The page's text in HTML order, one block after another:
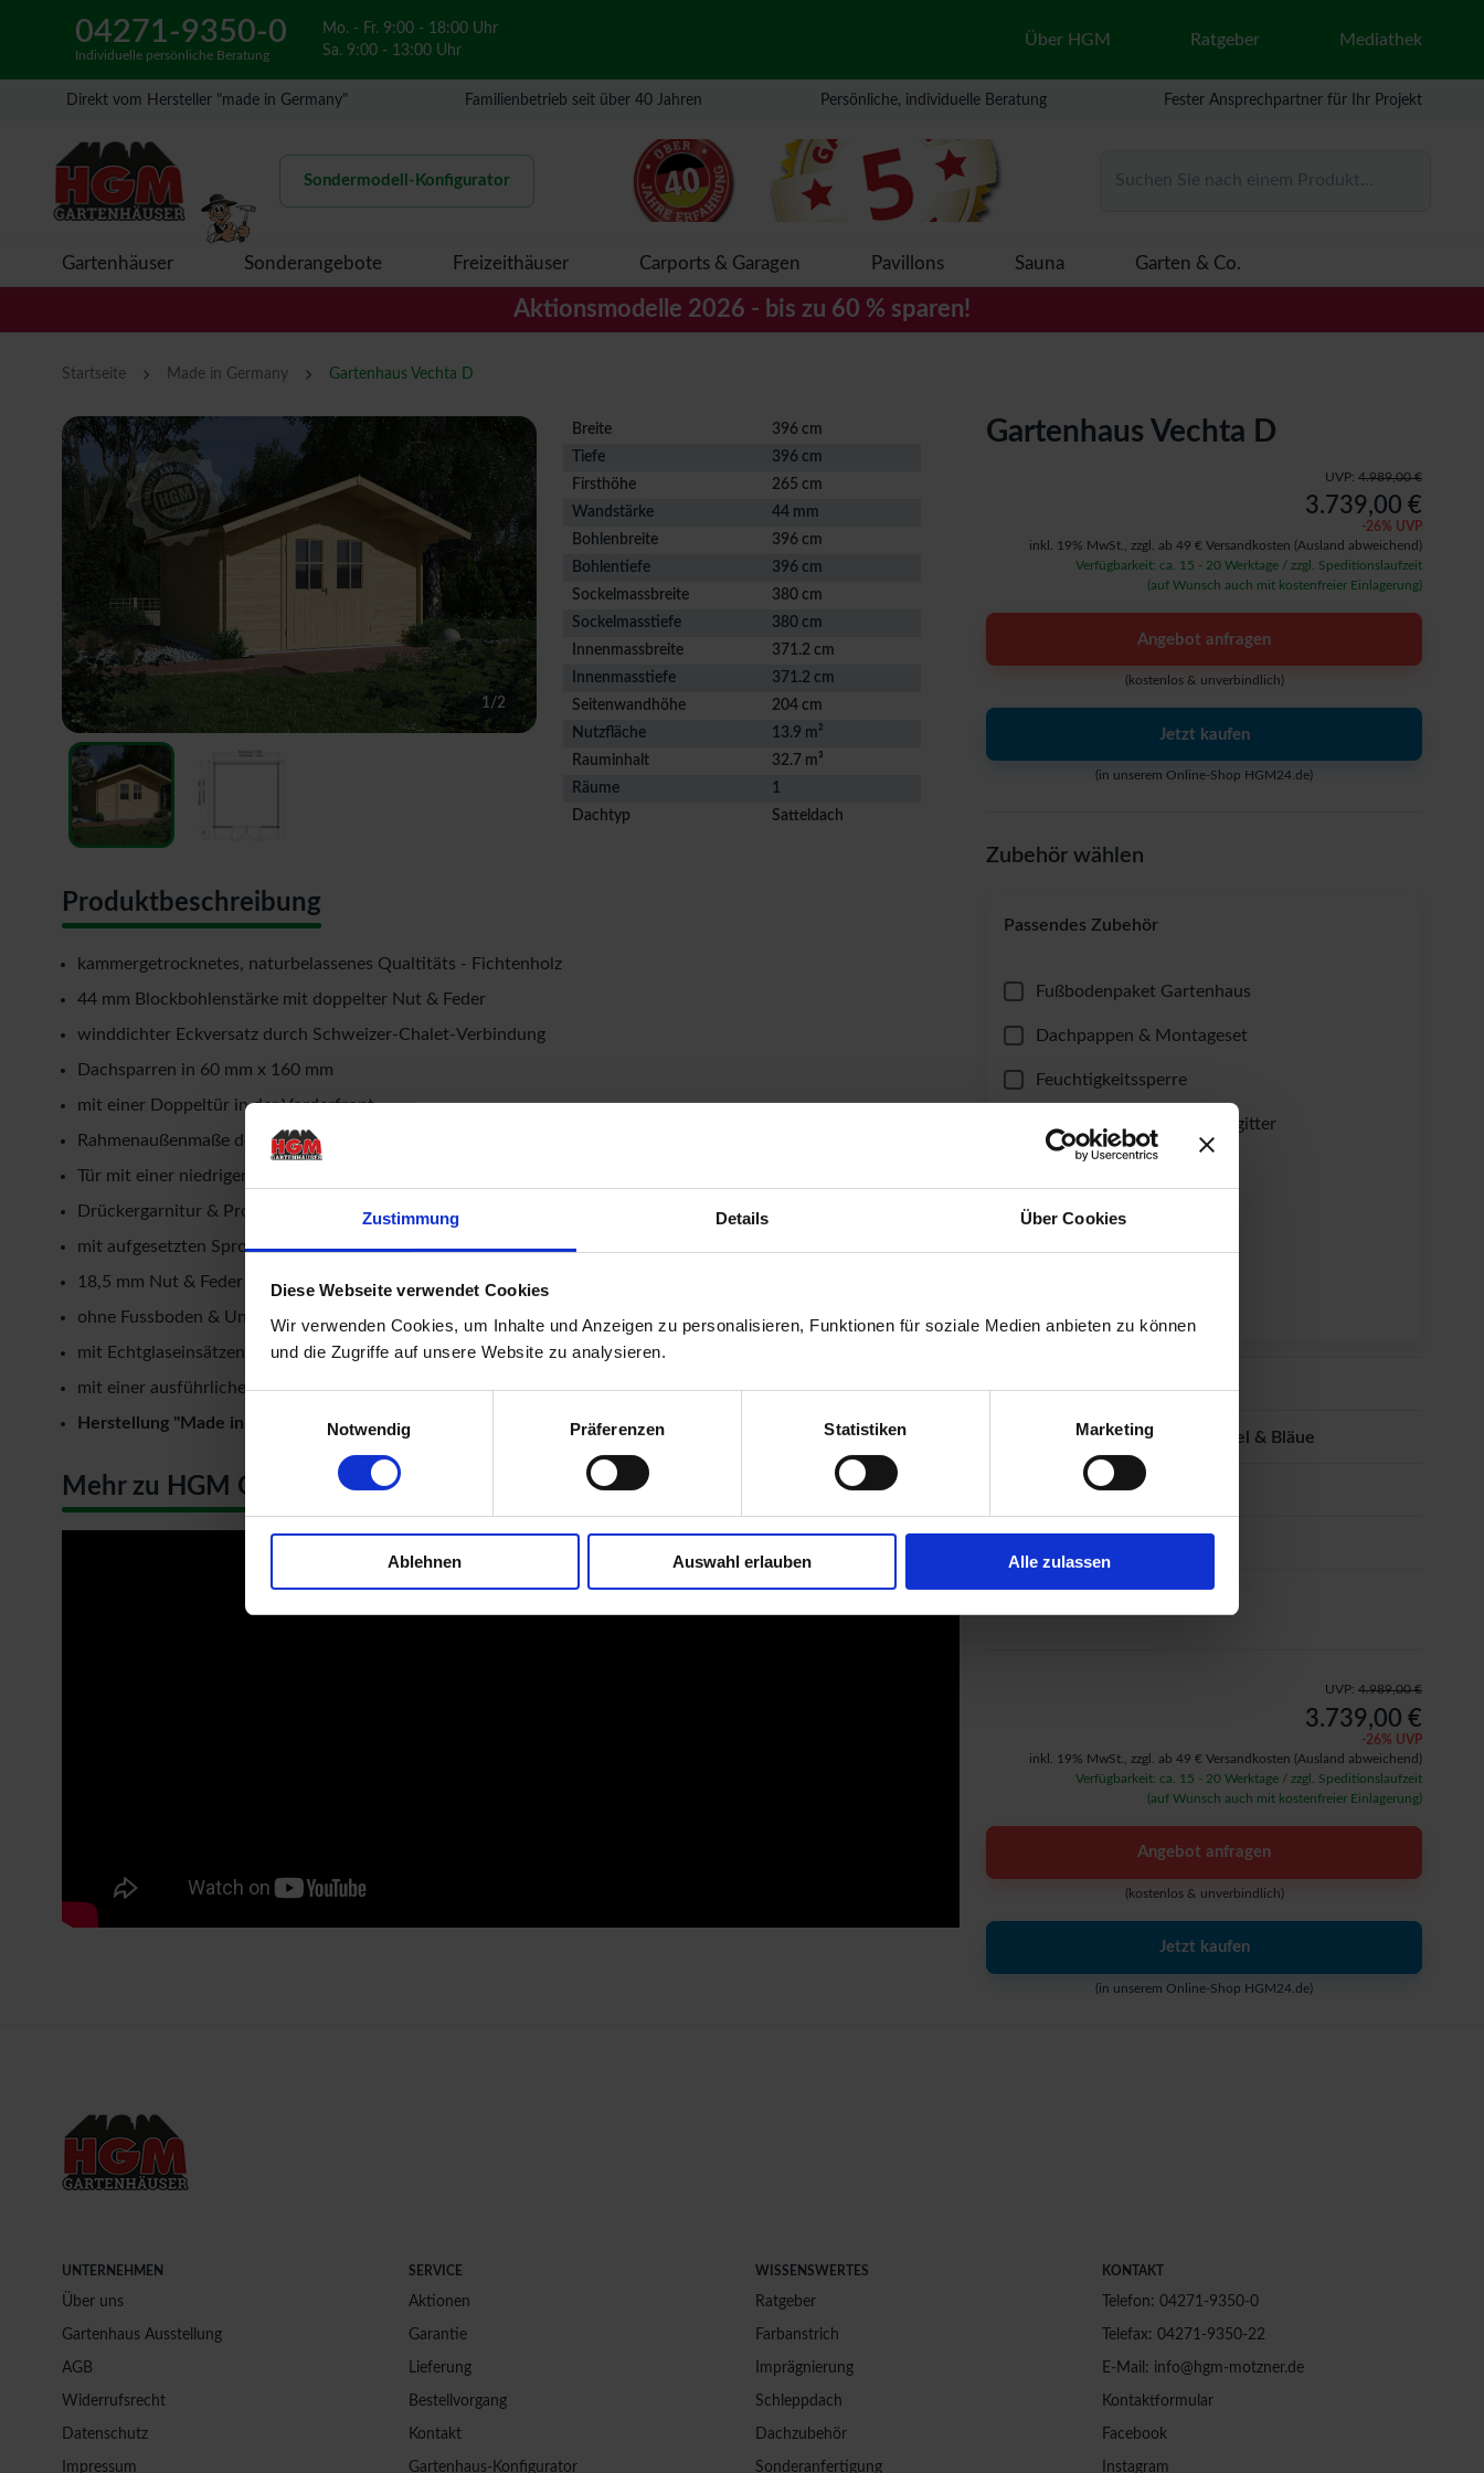
Zustimmung Details Über Cookies
Diese Webseite verwendet Cookies
Wir verwenden Cookies, um Inhalte und Anzeigen zu personalisieren, Funktionen für soziale Medien anbieten zu können
und die Zugriffe auf unsere Website zu analysieren.
Notwendig
Präferenzen Statistiken Marketing
Ablehnen Auswahl erlauben Alle zulassen
04271-9350-0
Individuelle persönliche Beratung
Mo. - Fr. 9:00 - 18:00 Uhr
Sa. 9:00 - 13:00 Uhr
Über HGM Ratgeber Mediathek
Direkt vom Hersteller "made in Germany" Familienbetrieb seit über 40 Jahren Persönliche, individuelle Beratung Fester Ansprechpartner für Ihr Projekt
Sondermodell-Konfigurator Suchen Sie nach einem Produkt...
Gartenhäuser Sonderangebote Freizeithäuser Carports & Garagen Pavillons Sauna Garten & Co.
Aktionsmodelle 2026 - bis zu 60 % sparen!
Startseite › Made in Germany › Gartenhaus Vechta D
1/2
Breite
396 cm
Tiefe
396 cm
Firsthöhe
265 cm
Wandstärke
44 mm
Bohlenbreite
396 cm
Bohlentiefe
396 cm
Sockelmassbreite
380 cm
Sockelmasstiefe
380 cm
Innenmassbreite
371.2 cm
Innenmasstiefe
371.2 cm
Seitenwandhöhe
204 cm
Nutzfläche
13.9 m²
Rauminhalt
32.7 m³
Räume
1
Dachtyp
Satteldach
Produktbeschreibung
kammergetrocknetes, naturbelassenes Qualtitäts - Fichtenholz
44 mm Blockbohlenstärke mit doppelter Nut & Feder
winddichter Eckversatz durch Schweizer-Chalet-Verbindung
Dachsparren in 60 mm x 160 mm
mit einer Doppeltür in der Vorderfront
Rahmenaußenmaße der Doppeltür: Breite: 1,73 mtr. x Höhe: 1,925 mtr.
Tür mit einer niedrigen Metallschwelle
Drückergarnitur & Profilzylinderschloss für Doppeltür
mit aufgesetzten Sprossen in Türen
18,5 mm Nut & Feder Holz für Dachbereich
ohne Fussboden & Unterkonstruktion
mit Echtglaseinsätzen als kostenlose Beigabe
mit einer ausführlichen, deutschen Montageanleitung
Herstellung "Made in Germany"
Mehr zu HGM Gartenhäuser
Gartenhaus Vechta D
UVP: 4.989,00 €
3.739,00 €
-26% UVP
inkl. 19% MwSt., zzgl. ab 49 € Versandkosten (Ausland abweichend)
Verfügbarkeit: ca. 15 - 20 Werktage / zzgl. Speditionslaufzeit
(auf Wunsch auch mit kostenfreier Einlagerung)
Angebot anfragen
(kostenlos & unverbindlich)
Jetzt kaufen
(in unserem Online-Shop HGM24.de)
Zubehör wählen
Passendes Zubehör
Fußbodenpaket Gartenhaus
Dachpappen & Montageset
Feuchtigkeitssperre
Ungeziefer- & Laubschutzgitter
Windsicherung
Fundament-Winkel
Imprägnierung gegen Schimmel & Bläue
Farbanstrich
UVP: 4.989,00 €
3.739,00 €
-26% UVP
inkl. 19% MwSt., zzgl. ab 49 € Versandkosten (Ausland abweichend)
Verfügbarkeit: ca. 15 - 20 Werktage / zzgl. Speditionslaufzeit
(auf Wunsch auch mit kostenfreier Einlagerung)
Angebot anfragen
(kostenlos & unverbindlich)
Jetzt kaufen
(in unserem Online-Shop HGM24.de)
UNTERNEHMEN
Über uns
Gartenhaus Ausstellung
AGB
Widerrufsrecht
Datenschutz
Impressum
SERVICE
Aktionen
Garantie
Lieferung
Bestellvorgang
Kontakt
Gartenhaus-Konfigurator
WISSENSWERTES
Ratgeber
Farbanstrich
Imprägnierung
Schleppdach
Dachzubehör
Sonderanfertigung
KONTAKT
Telefon: 04271-9350-0
Telefax: 04271-9350-22
E-Mail: info@hgm-motzner.de
Kontaktformular
Facebook
Instagram